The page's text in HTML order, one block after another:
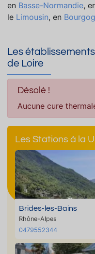
en Basse-Normandie,
le Limousin, en
Les
de Loire
Désolé !
Aucune cure
Les Stations à la
Brides-les-Bains
Rhône-Alpes
0479552344